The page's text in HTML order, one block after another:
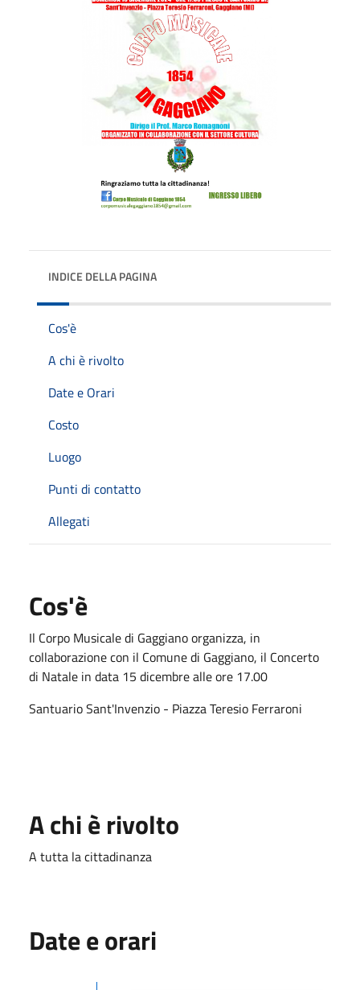
INDICE DELLA PAGINA
Cos'è
A chi è rivolto
Date e Orari
Costo
Luogo
Punti di contatto
Allegati
Cos'è
Il Corpo Musicale di Gaggiano organizza, in
collaborazione con il Comune di Gaggiano, il Concerto
di Natale in data 15 dicembre alle ore 17.00
Santuario Sant'Invenzio - Piazza Teresio Ferraroni
A chi è rivolto
A tutta la cittadinanza
Date e orari